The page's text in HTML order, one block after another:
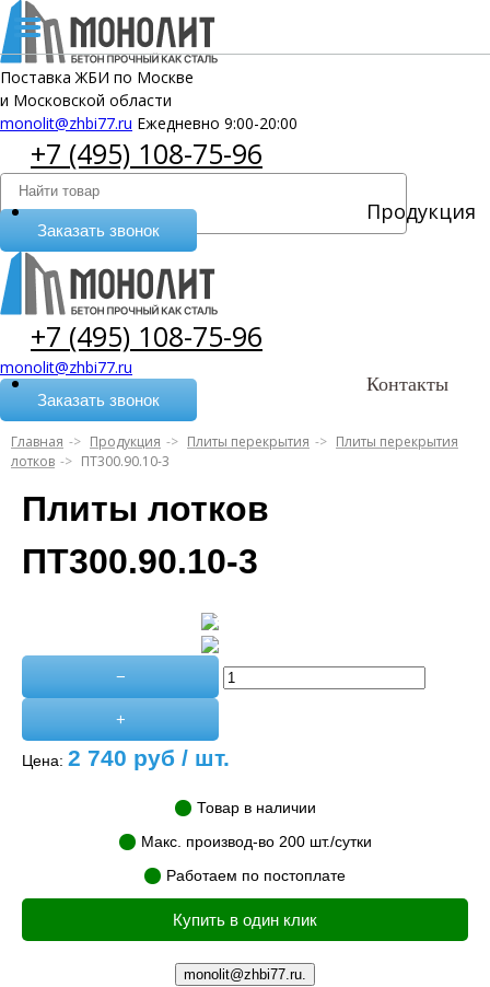
Продукция
Контакты
Поставка ЖБИ по Москве
и Московской области
monolit@zhbi77.ru Ежедневно 9:00-20:00
+7 (495) 108-75-96
Заказать звонок
+7 (495) 108-75-96
monolit@zhbi77.ru
Заказать звонок
Главная Продукция Плиты перекрытия
Плиты перекрытия
лотков
ПТ300.90.10-3
Плиты лотков
ПТ300.90.10-3
−
+
Цена: 2 740 руб / шт.
Товар в наличии
Макс. производ-во 200 шт./сутки
Работаем по постоплате
Купить в один клик
monolit@zhbi77.ru.